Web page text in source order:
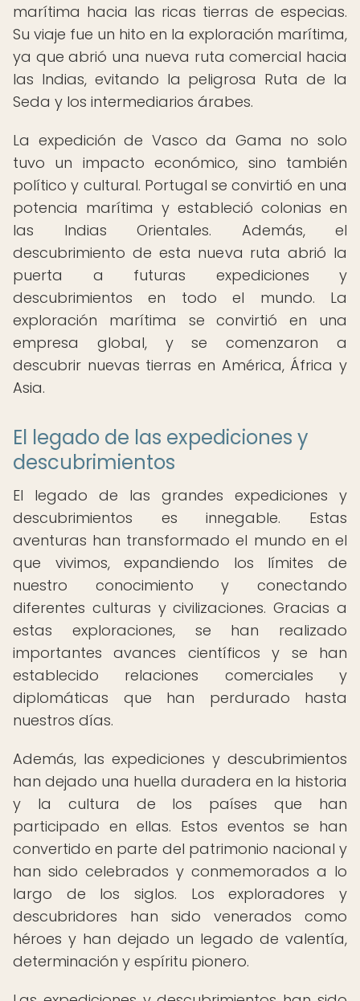
marítima hacia las ricas tierras de especias.
Su viaje fue un hito en la exploración marítima,
ya que abrió una nueva ruta comercial hacia
las Indias, evitando la peligrosa Ruta de la
Seda y los intermediarios árabes.
La expedición de Vasco da Gama no solo
tuvo un impacto económico, sino también
político y cultural. Portugal se convirtió en una
potencia marítima y estableció colonias en
las Indias Orientales. Además, el
descubrimiento de esta nueva ruta abrió la
puerta a futuras expediciones y
descubrimientos en todo el mundo. La
exploración marítima se convirtió en una
empresa global, y se comenzaron a
descubrir nuevas tierras en América, África y
Asia.
El legado de las expediciones y
descubrimientos
El legado de las grandes expediciones y
descubrimientos es innegable. Estas
aventuras han transformado el mundo en el
que vivimos, expandiendo los límites de
nuestro conocimiento y conectando
diferentes culturas y civilizaciones. Gracias a
estas exploraciones, se han realizado
importantes avances científicos y se han
establecido relaciones comerciales y
diplomáticas que han perdurado hasta
nuestros días.
Además, las expediciones y descubrimientos
han dejado una huella duradera en la historia
y la cultura de los países que han
participado en ellas. Estos eventos se han
convertido en parte del patrimonio nacional y
han sido celebrados y conmemorados a lo
largo de los siglos. Los exploradores y
descubridores han sido venerados como
héroes y han dejado un legado de valentía,
determinación y espíritu pionero.